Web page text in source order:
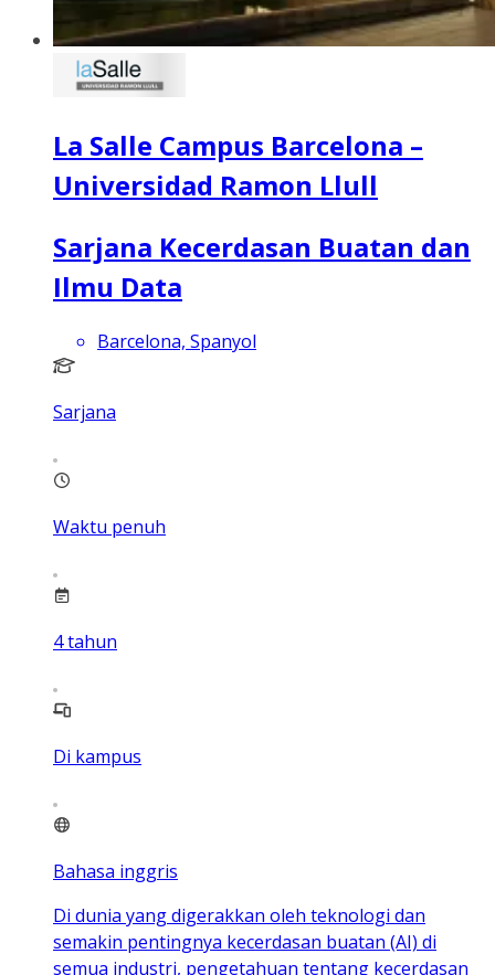
La Salle Campus Barcelona –
Universidad Ramon Llull
Sarjana Kecerdasan Buatan dan
Ilmu Data
Barcelona, Spanyol
Sarjana
Waktu penuh
4tahun
Di kampus
Bahasa inggris
Di dunia yang digerakkan oleh teknologi dan
semakin pentingnya kecerdasan buatan (AI) di
semua industri, pengetahuan tentang kecerdasan